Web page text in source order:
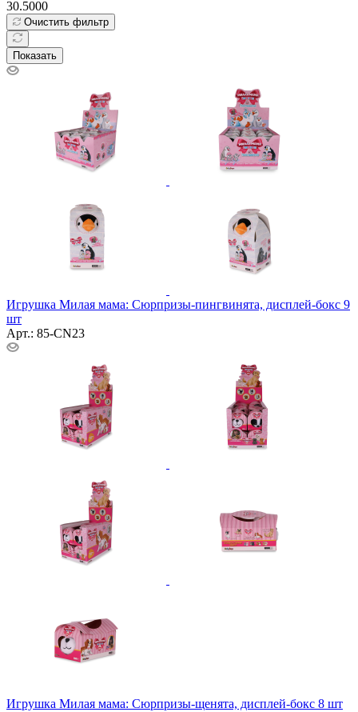
30.5000
Очистить фильтр
Показать
Игрушка Милая мама: Сюрпризы-пингвинята, дисплей-бокс 9
шт
Арт.: 85-CN23
Игрушка Милая мама: Сюрпризы-щенята, дисплей-бокс 8 шт